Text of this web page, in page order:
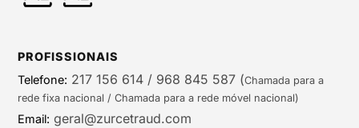
PROFISSIONAIS
Telefone: 217 156 614 / 968 845 587 (Chamada para a
rede fixa nacional / Chamada para a rede móvel nacional)
Email: geral@zurcetraud.com